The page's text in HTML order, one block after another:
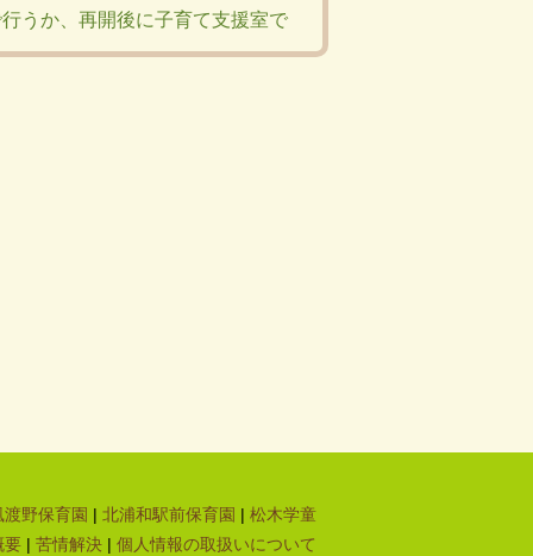
うか、再開後に子育て支援室で
す。
渡野保育園 | 北浦和駅前保育園 | 松木学童
要 | 苦情解決 | 個人情報の取扱いについて